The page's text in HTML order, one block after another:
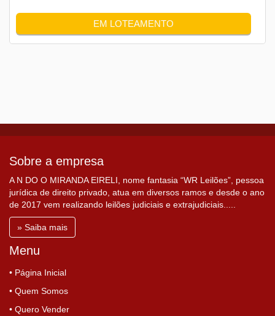
EM LOTEAMENTO
Sobre a empresa
A N DO O MIRANDA EIRELI, nome fantasia “WR Leilões”, pessoa
jurídica de direito privado, atua em diversos ramos e desde o ano
de 2017 vem realizando leilões judiciais e extrajudiciais.....
» Saiba mais
Menu
• Página Inicial
• Quem Somos
• Quero Vender